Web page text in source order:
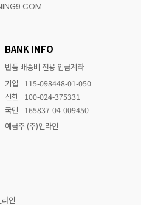
BANK INFO
반품 배송비 전용 입금계좌
기업
115-098448-01-050
신한
100-024-375331
국민
165837-04-009450
예금주 (주)엔라인
인